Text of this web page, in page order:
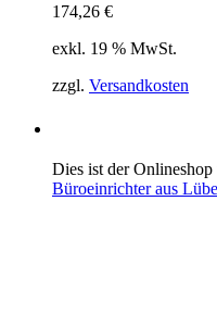
174,26 €
exkl. 19 % MwSt.
zzgl. Versandkosten
Dies ist der Onlineshop
Büroeinrichter aus